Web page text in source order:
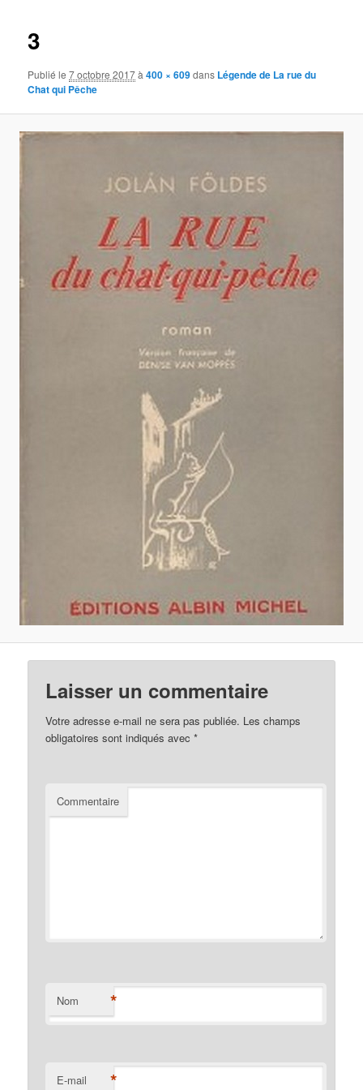
3
Publié le7 octobre 2017à400 × 609dans Légende de La rue du
Chat qui Pêche
Laisser un commentaire
Votre adresse e-mail ne sera pas publiée. Les champs
obligatoires sont indiqués avec*
Commentaire
Nom *
E-mail *